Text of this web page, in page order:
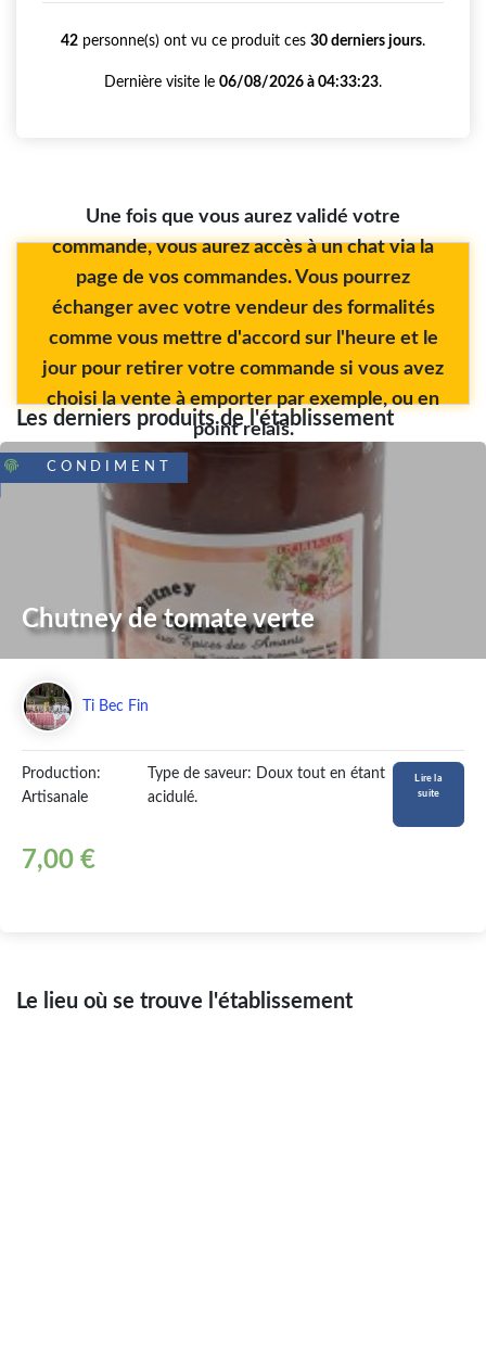
42 personne(s) ont vu ce produit ces 30 derniers jours.
Dernière visite le 06/08/2026 à 04:33:23.
Une fois que vous aurez validé votre
commande, vous aurez accès à un chat via la
page de vos commandes. Vous pourrez
échanger avec votre vendeur des formalités
comme vous mettre d'accord sur l'heure et le
jour pour retirer votre commande si vous avez
choisi la vente à emporter par exemple, ou en
point relais.
Les derniers produits de l'établissement
CONDIMENT
Chutney de tomate verte
Ti Bec Fin
Production:
Artisanale
Type de saveur: Doux tout en étant
acidulé.
Lire la
suite
7,00 €
Le lieu où se trouve l'établissement